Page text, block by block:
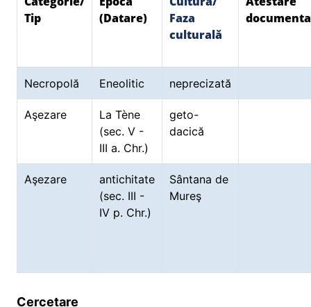
Tip
(Datare)
Faza
culturală
Necropolă Eneolitic neprecizată
Aşezare
La Tène
(sec. V -
III a. Chr.)
geto-
dacică
Aşezare
antichitate
(sec. III -
IV p. Chr.)
Sântana de
Mureş
Cercetare